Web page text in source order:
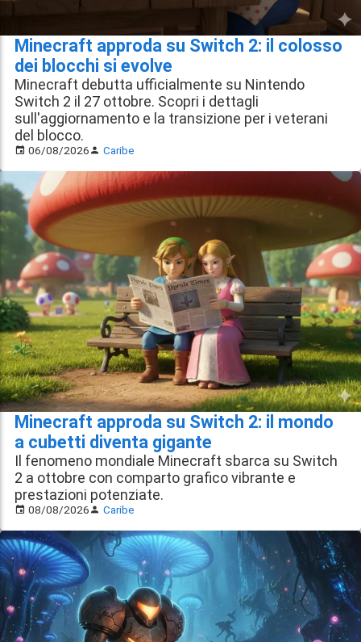
Minecraft approda su Switch 2: il colosso
dei blocchi si evolve
Minecraft debutta ufficialmente su Nintendo
Switch 2 il 27 ottobre. Scopri i dettagli
sull'aggiornamento e la transizione per i veterani
del blocco.
06/08/2026 Caribe
Minecraft approda su Switch 2: il mondo
a cubetti diventa gigante
Il fenomeno mondiale Minecraft sbarca su Switch
2 a ottobre con comparto grafico vibrante e
prestazioni potenziate.
08/08/2026 Caribe